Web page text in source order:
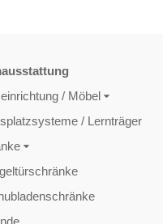
/ Möbel
/ Lernträger